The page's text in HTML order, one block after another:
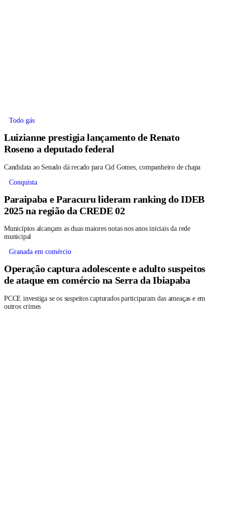
Todo gás
Luizianne prestigia lançamento de Renato
Roseno a deputado federal
Candidata ao Senado dá recado para Cid Gomes, companheiro de chapa
Conquista
Paraipaba e Paracuru lideram ranking do IDEB
2025 na região da CREDE 02
Municípios alcançam as duas maiores notas nos anos iniciais da rede
municipal
Granada em comércio
Operação captura adolescente e adulto suspeitos
de ataque em comércio na Serra da Ibiapaba
PCCE investiga se os suspeitos capturados participaram das ameaças e em
outros crimes